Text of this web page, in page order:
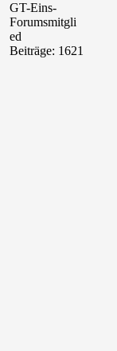
GT-Eins-
Forumsmitgli
ed
Beiträge: 1621